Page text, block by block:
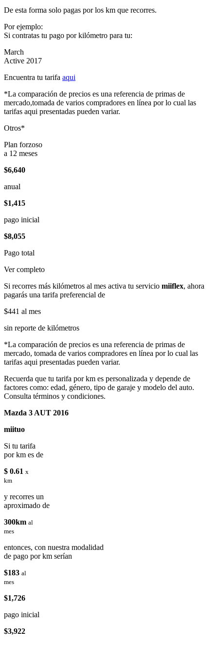
De esta forma solo pagas por los km que recorres.
Por ejemplo:
Si contratas tu pago por kilómetro para tu:
March
Active 2017
Encuentra tu tarifa aqui
*La comparación de precios es una referencia de primas de
mercado,tomada de varios compradores en línea por lo cual las
tarifas aqui presentadas pueden variar.
Otros*
Plan forzoso
a 12 meses
$6,640
anual
$1,415
pago inicial
$8,055
Pago total
Ver completo
Si recorres más kilómetros al mes activa tu servicio miiflex, ahora
pagarás una tarifa preferencial de
$441 al mes
sin reporte de kilómetros
*La comparación de precios es una referencia de primas de
mercado, tomada de varios compradores en línea por lo cual las
tarifas aqui presentadas pueden variar.
Recuerda que tu tarifa por km es personalizada y depende de
factores como: edad, género, tipo de garaje y modelo del auto.
Consulta términos y condiciones.
Mazda 3 AUT 2016
miituo
Si tu tarifa
por km es de
$ 0.61 x
km
y recorres un
aproximado de
300km al
mes
entonces, con nuestra modalidad
de pago por km serían
$183 al
mes
$1,726
pago inicial
$3,922